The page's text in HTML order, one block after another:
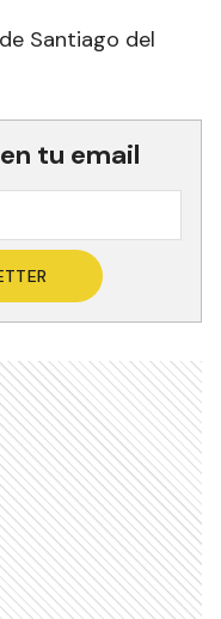
Santiago del
tu email